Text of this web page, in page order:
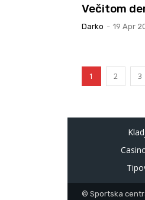
Večitom
Darko - 19 Apr
1 2 3
© Sportska